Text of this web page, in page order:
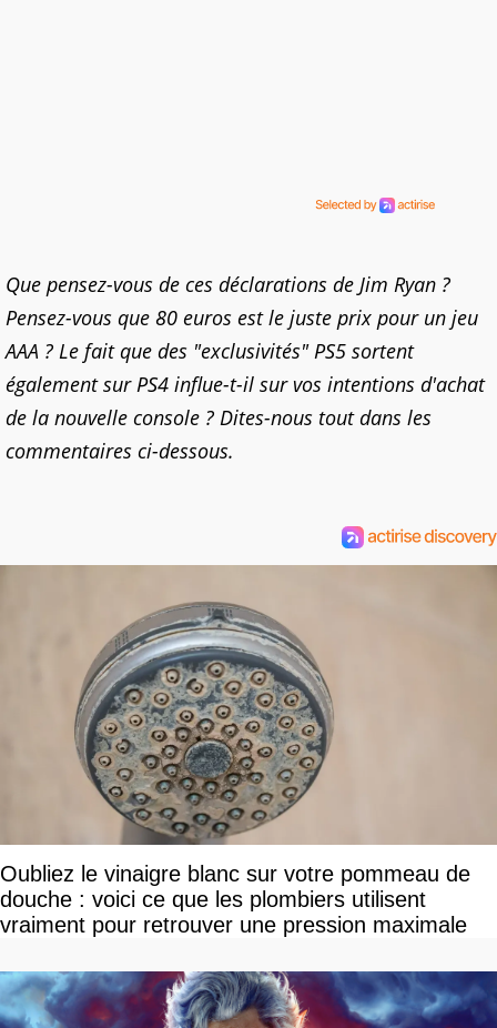
Que pensez-vous de ces déclarations de Jim Ryan ?
Pensez-vous que 80 euros est le juste prix pour un jeu
AAA ? Le fait que des "exclusivités" PS5 sortent
également sur PS4 influe-t-il sur vos intentions d'achat
de la nouvelle console ? Dites-nous tout dans les
commentaires ci-dessous.
Oubliez le vinaigre blanc sur votre pommeau de
douche : voici ce que les plombiers utilisent
vraiment pour retrouver une pression maximale